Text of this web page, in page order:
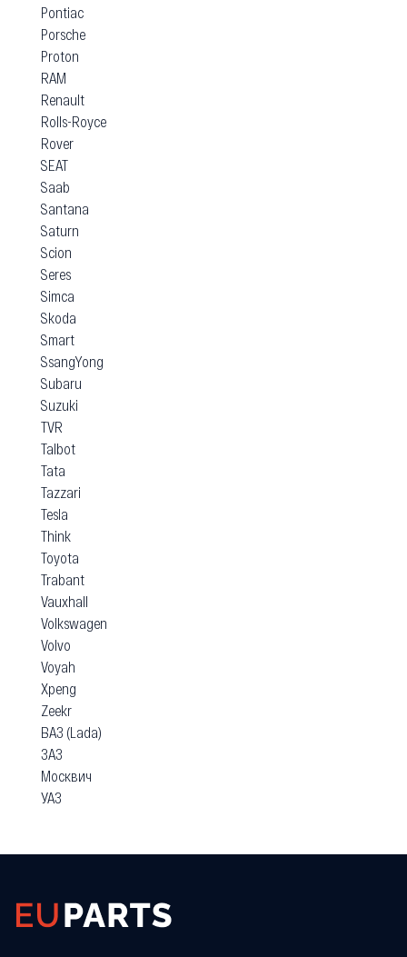
Pontiac
Porsche
Proton
RAM
Renault
Rolls-Royce
Rover
SEAT
Saab
Santana
Saturn
Scion
Seres
Simca
Skoda
Smart
SsangYong
Subaru
Suzuki
TVR
Talbot
Tata
Tazzari
Tesla
Think
Toyota
Trabant
Vauxhall
Volkswagen
Volvo
Voyah
Xpeng
Zeekr
ВАЗ (Lada)
ЗАЗ
Москвич
УАЗ